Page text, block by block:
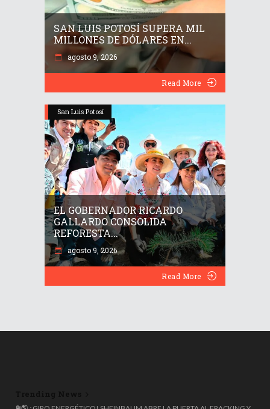
SAN LUIS POTOSÍ SUPERA MIL
MILLONES DE DÓLARES EN...
agosto 9, 2026
Read More
San Luis Potosí
EL GOBERNADOR RICARDO
GALLARDO CONSOLIDA
REFORESTA...
agosto 9, 2026
Read More